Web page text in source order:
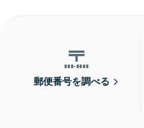
郵便番号を調べる